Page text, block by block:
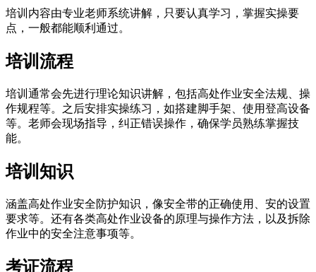
培训内容由专业老师系统讲解，只要认真学习，掌握实操要
点，一般都能顺利通过。
培训流程
培训通常会先进行理论知识讲解，包括高处作业安全法规、操
作规程等。之后安排实操练习，如搭建脚手架、使用登高设备
等。老师会现场指导，纠正错误操作，确保学员熟练掌握技
能。
培训知识
涵盖高处作业安全防护知识，像安全带的正确使用、安的设置
要求等。还有各类高处作业设备的原理与操作方法，以及拆除
作业中的安全注意事项等。
考证流程